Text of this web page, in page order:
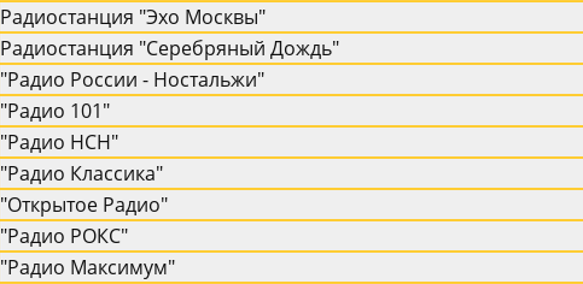
Радиостанция "Эхо Москвы"
Радиостанция "Серебряный Дождь"
"Радио России - Hостальжи"
"Радио 101"
"Радио HСH"
"Радио Классика"
"Открытое Радио"
"Радио РОКС"
"Радио Максимум"